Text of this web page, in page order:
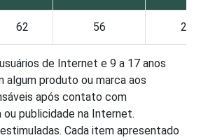
62 56 26
de Internet e 9 a 17 anos
algum produto ou marca aos
após contato com
ou publicidade na Internet.
Cada item apresentado